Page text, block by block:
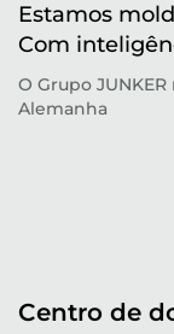
Estamos
Com
O Grupo
Alemanha
Centro de